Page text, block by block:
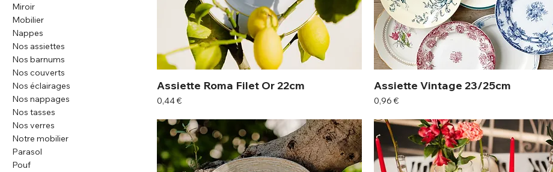
Miroir
Mobilier
Nappes
Nos assiettes
Nos barnums
Nos couverts
Nos éclairages
Nos nappages
Nos tasses
Nos verres
Notre mobilier
Parasol
Pouf
Assiette Roma Filet Or 22cm
Prix
0,44 €
Assiette Vintage 23/25cm
Prix
0,96 €